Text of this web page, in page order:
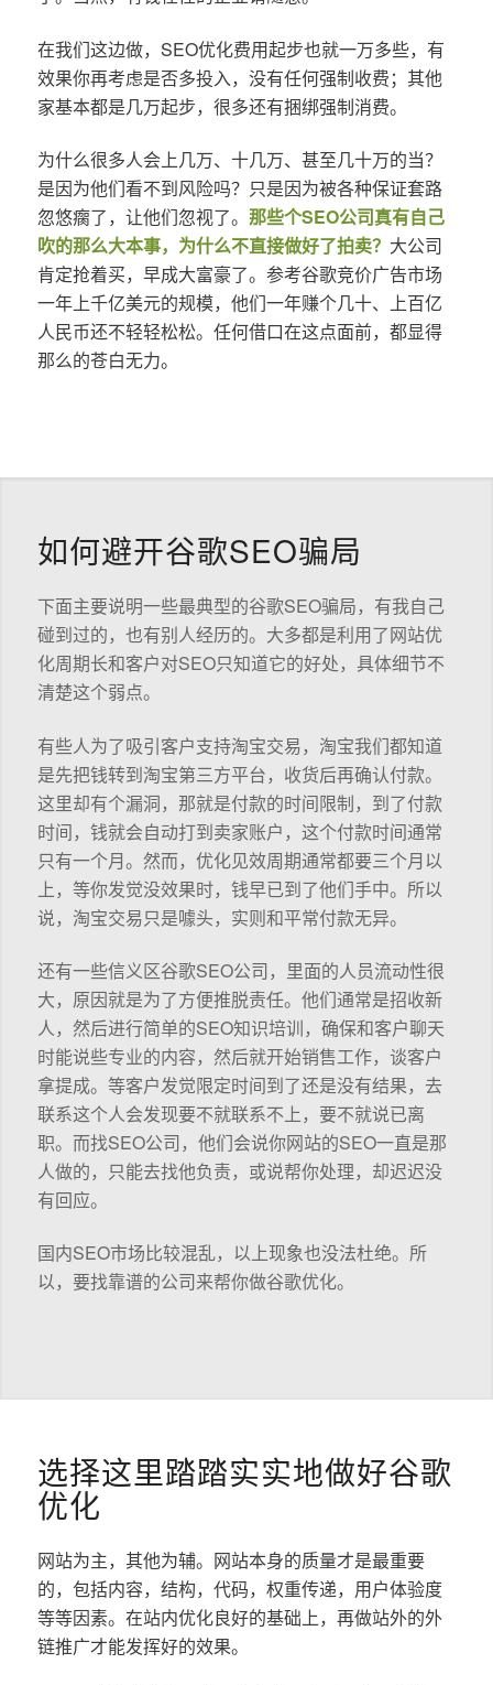
在我们这边做，SEO优化费用起步也就一万多些，有
效果你再考虑是否多投入，没有任何强制收费；其他
家基本都是几万起步，很多还有捆绑强制消费。
为什么很多人会上几万、十几万、甚至几十万的当？
是因为他们看不到风险吗？只是因为被各种保证套路
忽悠瘸了，让他们忽视了。 那些个SEO公司真有自己
吹的那么大本事，为什么不直接做好了拍卖？ 大公司
肯定抢着买，早成大富豪了。参考谷歌竞价广告市场
一年上千亿美元的规模，他们一年赚个几十、上百亿
人民币还不轻轻松松。任何借口在这点面前，都显得
那么的苍白无力。
如何避开谷歌SEO骗局
下面主要说明一些最典型的谷歌SEO骗局，有我自己
碰到过的，也有别人经历的。大多都是利用了网站优
化周期长和客户对SEO只知道它的好处，具体细节不
清楚这个弱点。
有些人为了吸引客户支持淘宝交易，淘宝我们都知道
是先把钱转到淘宝第三方平台，收货后再确认付款。
这里却有个漏洞，那就是付款的时间限制，到了付款
时间，钱就会自动打到卖家账户，这个付款时间通常
只有一个月。然而，优化见效周期通常都要三个月以
上，等你发觉没效果时，钱早已到了他们手中。所以
说，淘宝交易只是噱头，实则和平常付款无异。
还有一些信义区谷歌SEO公司，里面的人员流动性很
大，原因就是为了方便推脱责任。他们通常是招收新
人，然后进行简单的SEO知识培训，确保和客户聊天
时能说些专业的内容，然后就开始销售工作，谈客户
拿提成。等客户发觉限定时间到了还是没有结果，去
联系这个人会发现要不就联系不上，要不就说已离
职。而找SEO公司，他们会说你网站的SEO一直是那
人做的，只能去找他负责，或说帮你处理，却迟迟没
有回应。
国内SEO市场比较混乱，以上现象也没法杜绝。所
以，要找靠谱的公司来帮你做谷歌优化。
选择这里踏踏实实地做好谷歌
优化
网站为主，其他为辅。网站本身的质量才是最重要
的，包括内容，结构，代码，权重传递，用户体验度
等等因素。在站内优化良好的基础上，再做站外的外
链推广才能发挥好的效果。